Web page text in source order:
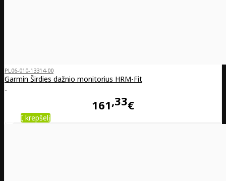
PL06-010-13314-00
Garmin Širdies dažnio monitorius HRM-Fit
..
161 33€
Į krepšelį